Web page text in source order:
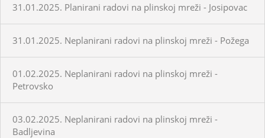
31.01.2025. Planirani radovi na plinskoj mreži - Josipovac
31.01.2025. Neplanirani radovi na plinskoj mreži - Požega
01.02.2025. Neplanirani radovi na plinskoj mreži -
Petrovsko
03.02.2025. Neplanirani radovi na plinskoj mreži -
Badljevina